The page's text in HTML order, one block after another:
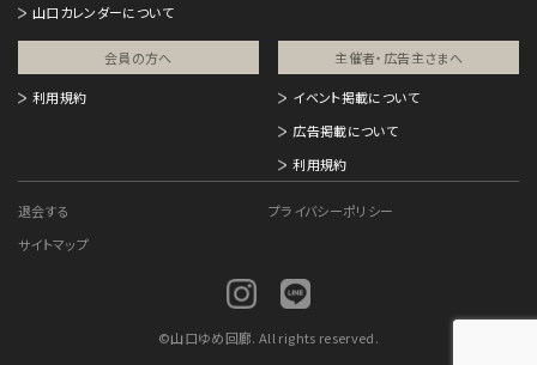
山口カレンダーについて
会員の方へ
利用規約
主催者・広告主さまへ​
イベント掲載について
広告掲載について
利用規約
退会する
プライバシーポリシー
サイトマップ
©山口ゆめ回廊. All rights reserved.